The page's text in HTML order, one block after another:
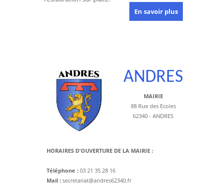
En savoir plus
ANDRES
MAIRIE
88 Rue des Ecoles
62340 - ANDRES
HORAIRES D'OUVERTURE DE LA MAIRIE :
Téléphone : 03 21 35 28 16
Mail : secretariat@andres62340.fr